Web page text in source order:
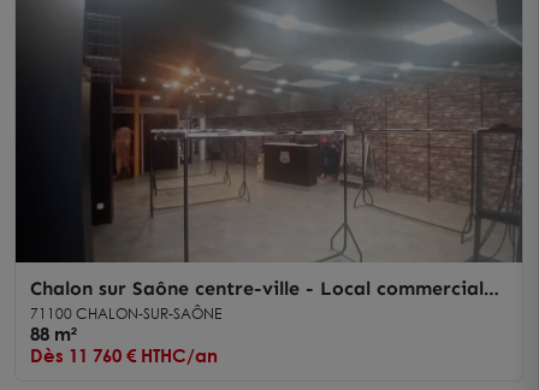
Chalon sur Saône centre-ville - Local commercial
88 m² à louer
71100 CHALON-SUR-SAÔNE
88 m²
Dès 11 760 € HTHC/an